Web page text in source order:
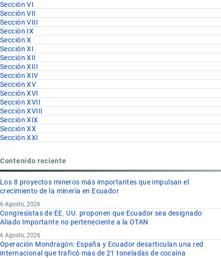
Sección VI
Sección VII
Sección VIII
Sección IX
Sección X
Sección XI
Sección XII
Sección XIII
Sección XIV
Sección XV
Sección XVI
Sección XVII
Sección XVIII
Sección XIX
Sección XX
Sección XXI
Contenido reciente
Los 8 proyectos mineros más importantes que impulsan el
crecimiento de la minería en Ecuador
6 Agosto, 2026
Congresistas de EE. UU. proponen que Ecuador sea designado
Aliado Importante no perteneciente a la OTAN
6 Agosto, 2026
Operación Mondragón: España y Ecuador desarticulan una red
internacional que traficó más de 21 toneladas de cocaína